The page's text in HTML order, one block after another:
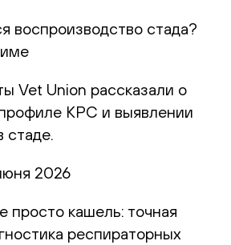
воспроизводство стада?
Vet Union рассказали о
КРС и выявлении
стаде.
2026
просто кашель: точная
респираторных